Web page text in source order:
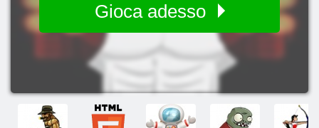
Gioca adesso